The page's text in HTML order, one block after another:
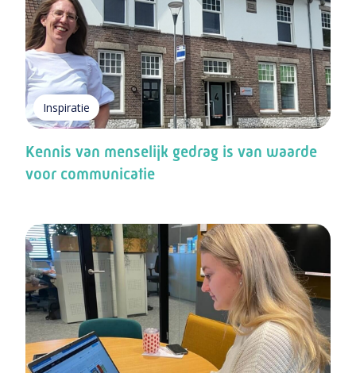
Inspiratie
Kennis van menselijk gedrag is van waarde
voor communicatie